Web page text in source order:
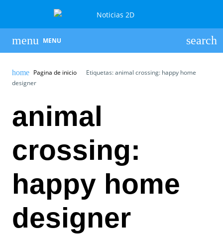
MENU
Pagina de inicio
Etiquetas: animal crossing: happy home
designer
animal
crossing:
happy home
designer